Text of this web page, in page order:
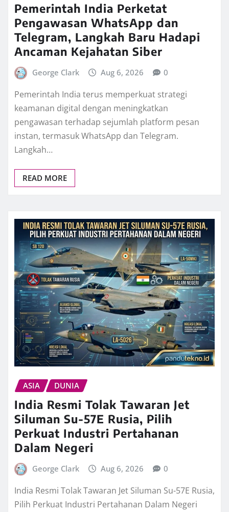
Pemerintah India Perketat
Pengawasan WhatsApp dan
Telegram, Langkah Baru Hadapi
Ancaman Kejahatan Siber
George Clark Aug 6, 2026 0
Pemerintah India terus memperkuat strategi
keamanan digital dengan meningkatkan
pengawasan terhadap sejumlah platform pesan
instan, termasuk WhatsApp dan Telegram.
Langkah…
READ MORE
ASIA DUNIA
India Resmi Tolak Tawaran Jet
Siluman Su-57E Rusia, Pilih
Perkuat Industri Pertahanan
Dalam Negeri
George Clark Aug 6, 2026 0
India Resmi Tolak Tawaran Jet Siluman Su-57E Rusia,
Pilih Perkuat Industri Pertahanan Dalam Negeri